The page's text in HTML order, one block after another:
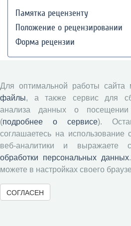
Памятка рецензенту
Положение о рецензировании
Форма рецензии
Журналы ВолНЦ РАН
Экономические и социальные
Проблемы развития территории
Вопросы территориального
Социальное пространство
Юный экономист
АгроЗооТехника
Для оптимальной работы сайта
файлы, а также сервис для
анализа данных о
(подробнее о сервисе).
соглашаетесь на использование
веб-аналитики и выражаете
обработки персональных данных
можете в настройках своего
СОГЛАСЕН